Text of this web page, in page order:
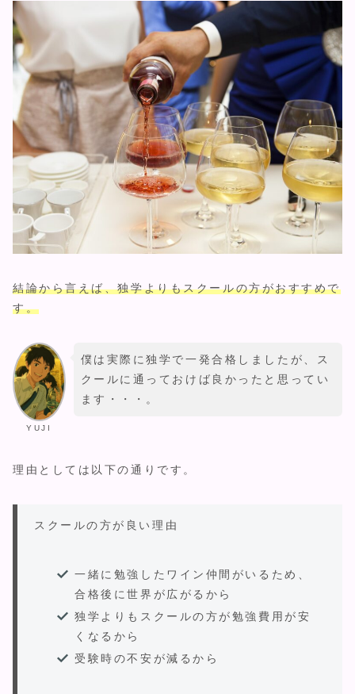
結論から言えば、独学よりもスクールの方がおすすめで
す。
YUJI
僕は実際に独学で一発合格しましたが、ス
クールに通っておけば良かったと思ってい
ます・・・。
理由としては以下の通りです。
スクールの方が良い理由
一緒に勉強したワイン仲間がいるため、
合格後に世界が広がるから
独学よりもスクールの方が勉強費用が安
くなるから
受験時の不安が減るから